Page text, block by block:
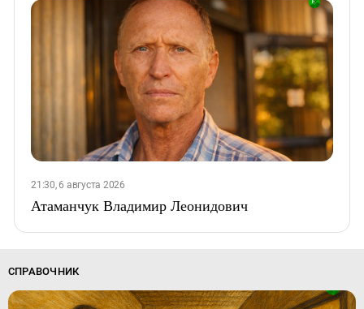
21:30, 6 августа 2026
Атаманчук Владимир Леонидович
СПРАВОЧНИК